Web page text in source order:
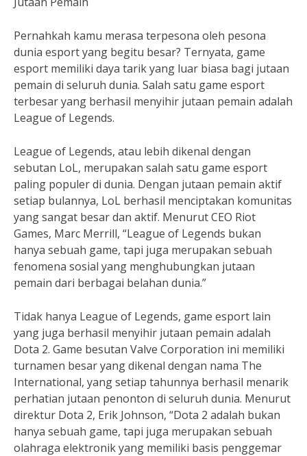
Pernahkah kamu merasa terpesona oleh pesona
dunia esport yang begitu besar? Ternyata, game
esport memiliki daya tarik yang luar biasa bagi jutaan
pemain di seluruh dunia. Salah satu game esport
terbesar yang berhasil menyihir jutaan pemain adalah
League of Legends.
League of Legends, atau lebih dikenal dengan
sebutan LoL, merupakan salah satu game esport
paling populer di dunia. Dengan jutaan pemain aktif
setiap bulannya, LoL berhasil menciptakan komunitas
yang sangat besar dan aktif. Menurut CEO Riot
Games, Marc Merrill, “League of Legends bukan
hanya sebuah game, tapi juga merupakan sebuah
fenomena sosial yang menghubungkan jutaan
pemain dari berbagai belahan dunia.”
Tidak hanya League of Legends, game esport lain
yang juga berhasil menyihir jutaan pemain adalah
Dota 2. Game besutan Valve Corporation ini memiliki
turnamen besar yang dikenal dengan nama The
International, yang setiap tahunnya berhasil menarik
perhatian jutaan penonton di seluruh dunia. Menurut
direktur Dota 2, Erik Johnson, “Dota 2 adalah bukan
hanya sebuah game, tapi juga merupakan sebuah
olahraga elektronik yang memiliki basis penggemar